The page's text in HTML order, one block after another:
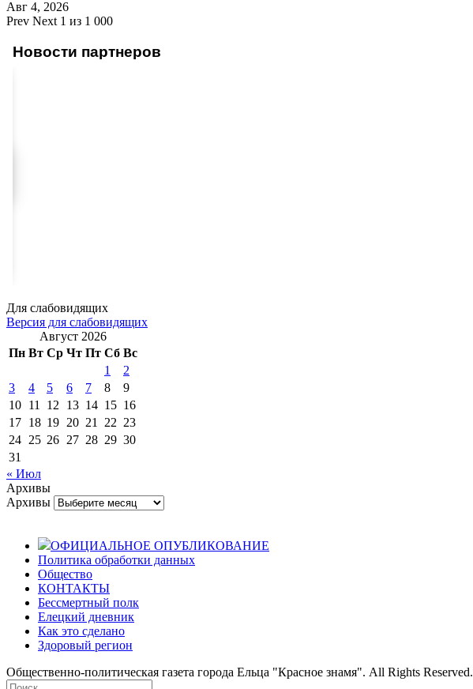
Авг 4, 2026
Prev Next 1 из 1 000
Новости партнеров
Для слабовидящих
Версия для слабовидящих
Август 2026
Пн Вт Ср Чт Пт Сб Вс
1
2
3
4 5 6 7 8
9
10 11 12 13 14 15 16
17 18 19 20 21 22 23
24 25 26 27 28 29 30
31
« Июл
Архивы
Архивы
ОФИЦИАЛЬНОЕ ОПУБЛИКОВАНИЕ
Политика обработки данных
Общество
КОНТАКТЫ
Бессмертный полк
Елецкий дневник
Как это сделано
Здоровый регион
Общественно-политическая газета города Ельца "Красное знамя". All Rights Reserved.